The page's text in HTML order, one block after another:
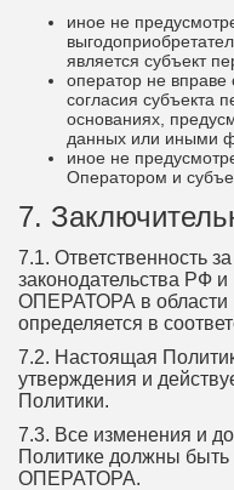
иное не
является субъект
оператор не вправе
согласия субъекта
основаниях,
данных или иными
иное не
Оператором и
7.
7.1. Ответственность
законодательства РФ
ОПЕРАТОРА в области
определяется в
7.2. Настоящая
утверждения и
Политики.
7.3. Все изменения и
Политике должны
ОПЕРАТОРА.